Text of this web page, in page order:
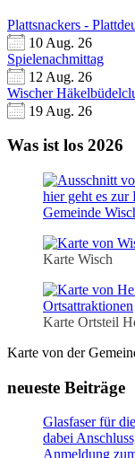
Plattsnackers -
10 Aug. 26
Spielenachmittag
12 Aug. 26
Wischer
19 Aug. 26
Was ist los 2026
hier geht es zur
Gemeinde
Karte Wisch
Karte Ortsteil
Karte von der
neueste Beiträge
Glasfaser für
dabei
Anmeldung